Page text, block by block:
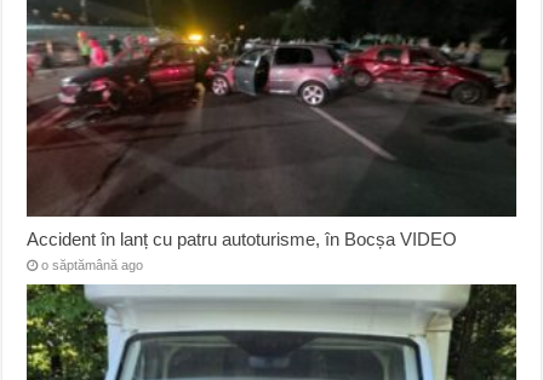
Accident în lanț cu patru autoturisme, în Bocșa VIDEO
o săptămână ago